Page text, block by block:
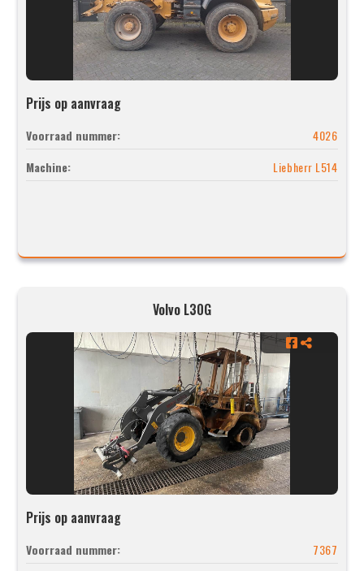
Prijs op aanvraag
Voorraad nummer:
4026
Machine:
Liebherr L514
Volvo L30G
Prijs op aanvraag
Voorraad nummer:
7367